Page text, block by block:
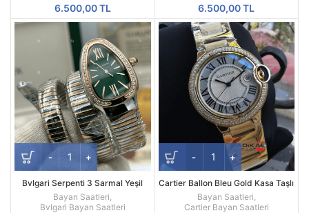
6.500,00TL 6.500,00TL
Bvlgari Serpenti 3 Sarmal Yeşil
Kadran
Bayan Saatleri
Bvlgari Bayan Saatleri
Cartier Ballon Bleu Gold Kasa Taşlı
Besel 36 MM Replika Bayan Kol
Saati
Bayan Saatleri
Cartier Bayan Saatleri